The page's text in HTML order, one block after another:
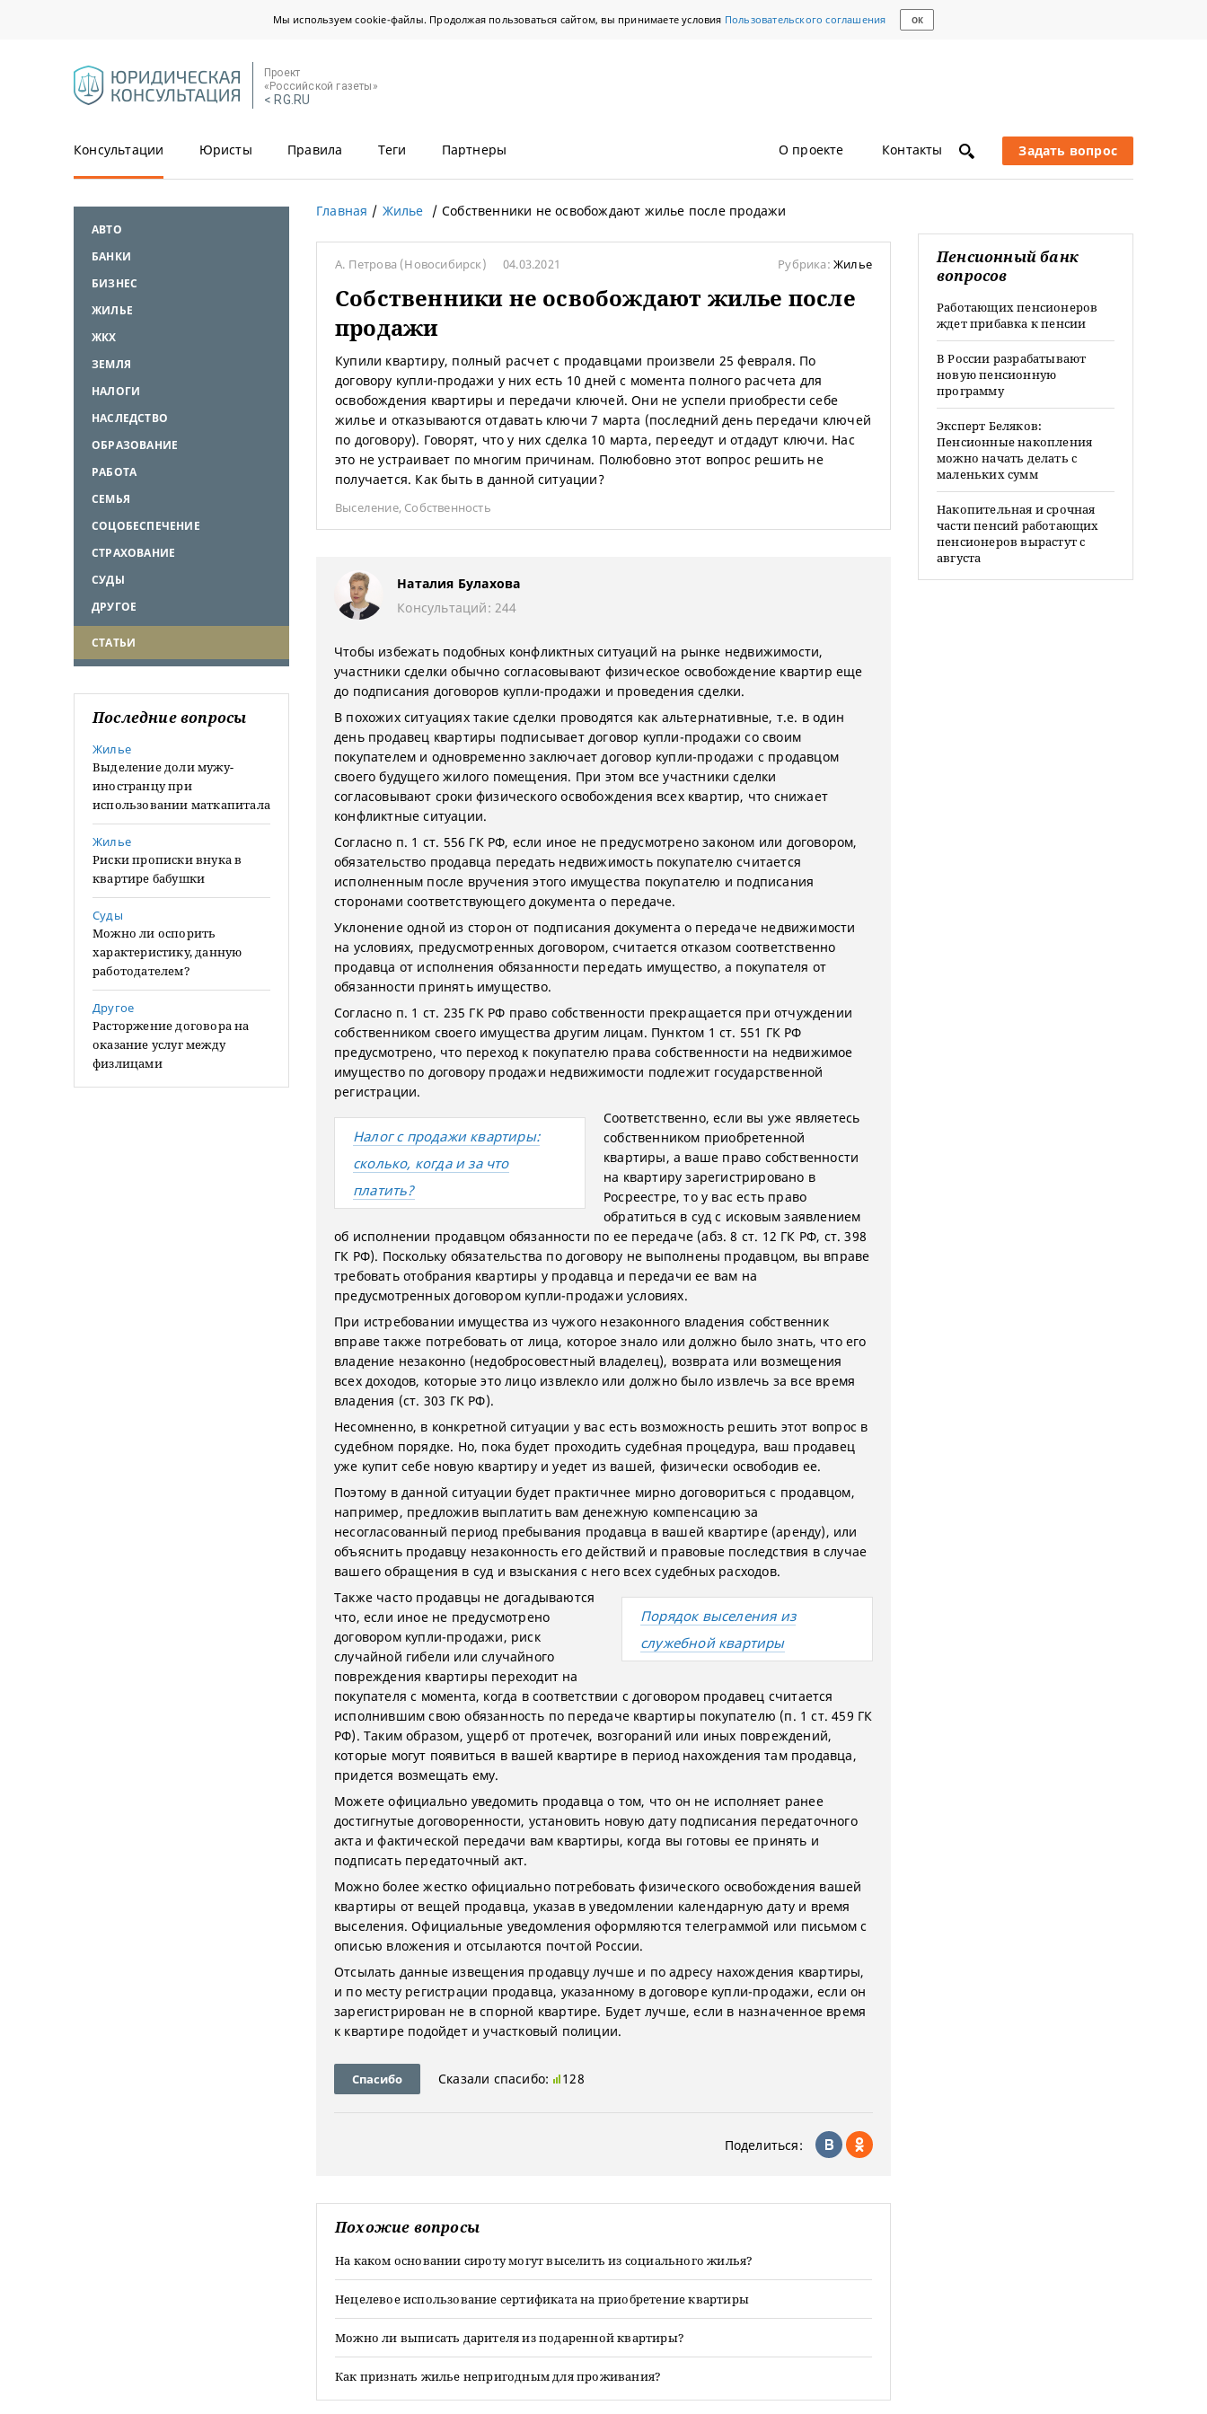
Мы используем cookie-файлы. Продолжая пользоваться сайтом, вы принимаете условия Пользовательского соглашения ОК
Проект
«Российской газеты»
< RG.RU
Консультации Юристы Правила Теги Партнеры О проекте Контакты Задать вопрос
АВТО
БАНКИ
БИЗНЕС
ЖИЛЬЕ
ЖКХ
ЗЕМЛЯ
НАЛОГИ
НАСЛЕДСТВО
ОБРАЗОВАНИЕ
РАБОТА
СЕМЬЯ
СОЦОБЕСПЕЧЕНИЕ
СТРАХОВАНИЕ
СУДЫ
ДРУГОЕ
СТАТЬИ
Последние вопросы
Жилье
Выделение доли мужу-
иностранцу при
использовании маткапитала
Жилье
Риски прописки внука в
квартире бабушки
Суды
Можно ли оспорить
характеристику, данную
работодателем?
Другое
Расторжение договора на
оказание услуг между
физлицами
Главная Жилье Собственники не освобождают жилье после продажи
А. Петрова (Новосибирск) 04.03.2021 Рубрика: Жилье
Собственники не освобождают жилье после
продажи
Купили квартиру, полный расчет с продавцами произвели 25 февраля. По
договору купли-продажи у них есть 10 дней с момента полного расчета для
освобождения квартиры и передачи ключей. Они не успели приобрести себе
жилье и отказываются отдавать ключи 7 марта (последний день передачи ключей
по договору). Говорят, что у них сделка 10 марта, переедут и отдадут ключи. Нас
это не устраивает по многим причинам. Полюбовно этот вопрос решить не
получается. Как быть в данной ситуации?
Выселение, Собственность
Наталия Булахова
Консультаций: 244
Чтобы избежать подобных конфликтных ситуаций на рынке недвижимости,
участники сделки обычно согласовывают физическое освобождение квартир еще
до подписания договоров купли-продажи и проведения сделки.
В похожих ситуациях такие сделки проводятся как альтернативные, т.е. в один
день продавец квартиры подписывает договор купли-продажи со своим
покупателем и одновременно заключает договор купли-продажи с продавцом
своего будущего жилого помещения. При этом все участники сделки
согласовывают сроки физического освобождения всех квартир, что снижает
конфликтные ситуации.
Согласно п. 1 ст. 556 ГК РФ, если иное не предусмотрено законом или договором,
обязательство продавца передать недвижимость покупателю считается
исполненным после вручения этого имущества покупателю и подписания
сторонами соответствующего документа о передаче.
Уклонение одной из сторон от подписания документа о передаче недвижимости
на условиях, предусмотренных договором, считается отказом соответственно
продавца от исполнения обязанности передать имущество, а покупателя от
обязанности принять имущество.
Согласно п. 1 ст. 235 ГК РФ право собственности прекращается при отчуждении
собственником своего имущества другим лицам. Пунктом 1 ст. 551 ГК РФ
предусмотрено, что переход к покупателю права собственности на недвижимое
имущество по договору продажи недвижимости подлежит государственной
регистрации.
Налог с продажи квартиры:
сколько, когда и за что
платить?
Соответственно, если вы уже являетесь
собственником приобретенной
квартиры, а ваше право собственности
на квартиру зарегистрировано в
Росреестре, то у вас есть право
обратиться в суд с исковым заявлением
об исполнении продавцом обязанности по ее передаче (абз. 8 ст. 12 ГК РФ, ст. 398
ГК РФ). Поскольку обязательства по договору не выполнены продавцом, вы вправе
требовать отобрания квартиры у продавца и передачи ее вам на
предусмотренных договором купли-продажи условиях.
При истребовании имущества из чужого незаконного владения собственник
вправе также потребовать от лица, которое знало или должно было знать, что его
владение незаконно (недобросовестный владелец), возврата или возмещения
всех доходов, которые это лицо извлекло или должно было извлечь за все время
владения (ст. 303 ГК РФ).
Несомненно, в конкретной ситуации у вас есть возможность решить этот вопрос в
судебном порядке. Но, пока будет проходить судебная процедура, ваш продавец
уже купит себе новую квартиру и уедет из вашей, физически освободив ее.
Поэтому в данной ситуации будет практичнее мирно договориться с продавцом,
например, предложив выплатить вам денежную компенсацию за
несогласованный период пребывания продавца в вашей квартире (аренду), или
объяснить продавцу незаконность его действий и правовые последствия в случае
вашего обращения в суд и взыскания с него всех судебных расходов.
Порядок выселения из
служебной квартиры
Также часто продавцы не догадываются
что, если иное не предусмотрено
договором купли-продажи, риск
случайной гибели или случайного
повреждения квартиры переходит на
покупателя с момента, когда в соответствии с договором продавец считается
исполнившим свою обязанность по передаче квартиры покупателю (п. 1 ст. 459 ГК
РФ). Таким образом, ущерб от протечек, возгораний или иных повреждений,
которые могут появиться в вашей квартире в период нахождения там продавца,
придется возмещать ему.
Можете официально уведомить продавца о том, что он не исполняет ранее
достигнутые договоренности, установить новую дату подписания передаточного
акта и фактической передачи вам квартиры, когда вы готовы ее принять и
подписать передаточный акт.
Можно более жестко официально потребовать физического освобождения вашей
квартиры от вещей продавца, указав в уведомлении календарную дату и время
выселения. Официальные уведомления оформляются телеграммой или письмом с
описью вложения и отсылаются почтой России.
Отсылать данные извещения продавцу лучше и по адресу нахождения квартиры,
и по месту регистрации продавца, указанному в договоре купли-продажи, если он
зарегистрирован не в спорной квартире. Будет лучше, если в назначенное время
к квартире подойдет и участковый полиции.
Спасибо Сказали спасибо: 128
Поделиться:
Похожие вопросы
На каком основании сироту могут выселить из социального жилья?
Нецелевое использование сертификата на приобретение квартиры
Можно ли выписать дарителя из подаренной квартиры?
Как признать жилье непригодным для проживания?
Пенсионный банк
вопросов
Работающих пенсионеров
ждет прибавка к пенсии
В России разрабатывают
новую пенсионную
программу
Эксперт Беляков:
Пенсионные накопления
можно начать делать с
маленьких сумм
Накопительная и срочная
части пенсий работающих
пенсионеров вырастут с
августа